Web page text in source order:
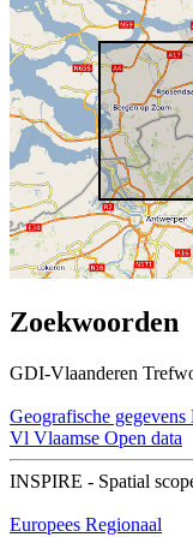
Zoekwoorden
GDI-Vlaanderen
Geografische gegevens
Vl Vlaamse Open data
INSPIRE - Spatial
Europees Regionaal